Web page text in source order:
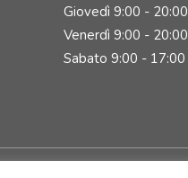
Giovedì 9:00 - 20:00
Venerdì 9:00 - 20:00
Sabato 9:00 - 17:00